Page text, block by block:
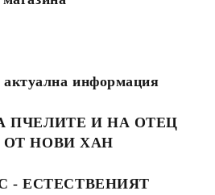
информация
ПЧЕЛИТЕ И НА ОТЕЦ
ОТ НОВИ ХАН
- ЕСТЕСТВЕНИЯТ